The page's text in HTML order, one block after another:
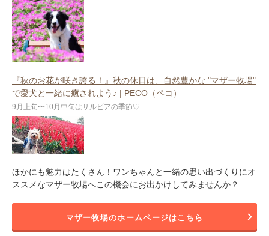
『秋のお花が咲き誇る！』秋の休日は、自然豊かな "マザー牧場"
で愛犬と一緒に癒されよう♪ | PECO（ペコ）
9月上旬〜10月中旬はサルビアの季節♡
ほかにも魅力はたくさん！ワンちゃんと一緒の思い出づくりにオ
ススメなマザー牧場へこの機会にお出かけしてみませんか？
マザー牧場のホームページはこちら